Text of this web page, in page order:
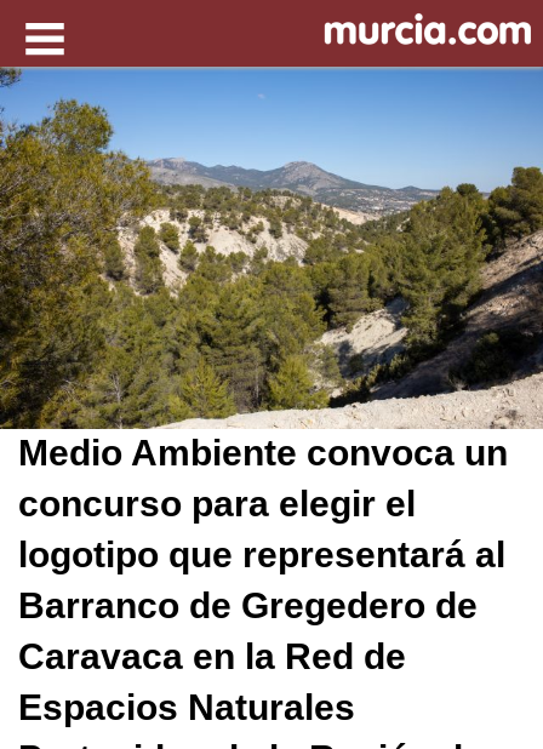
Medio Ambiente convoca un
concurso para elegir el
logotipo que representará al
Barranco de Gregedero de
Caravaca en la Red de
Espacios Naturales